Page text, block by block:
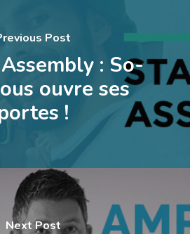
Post
: So-
ouvre ses
!
Next Post